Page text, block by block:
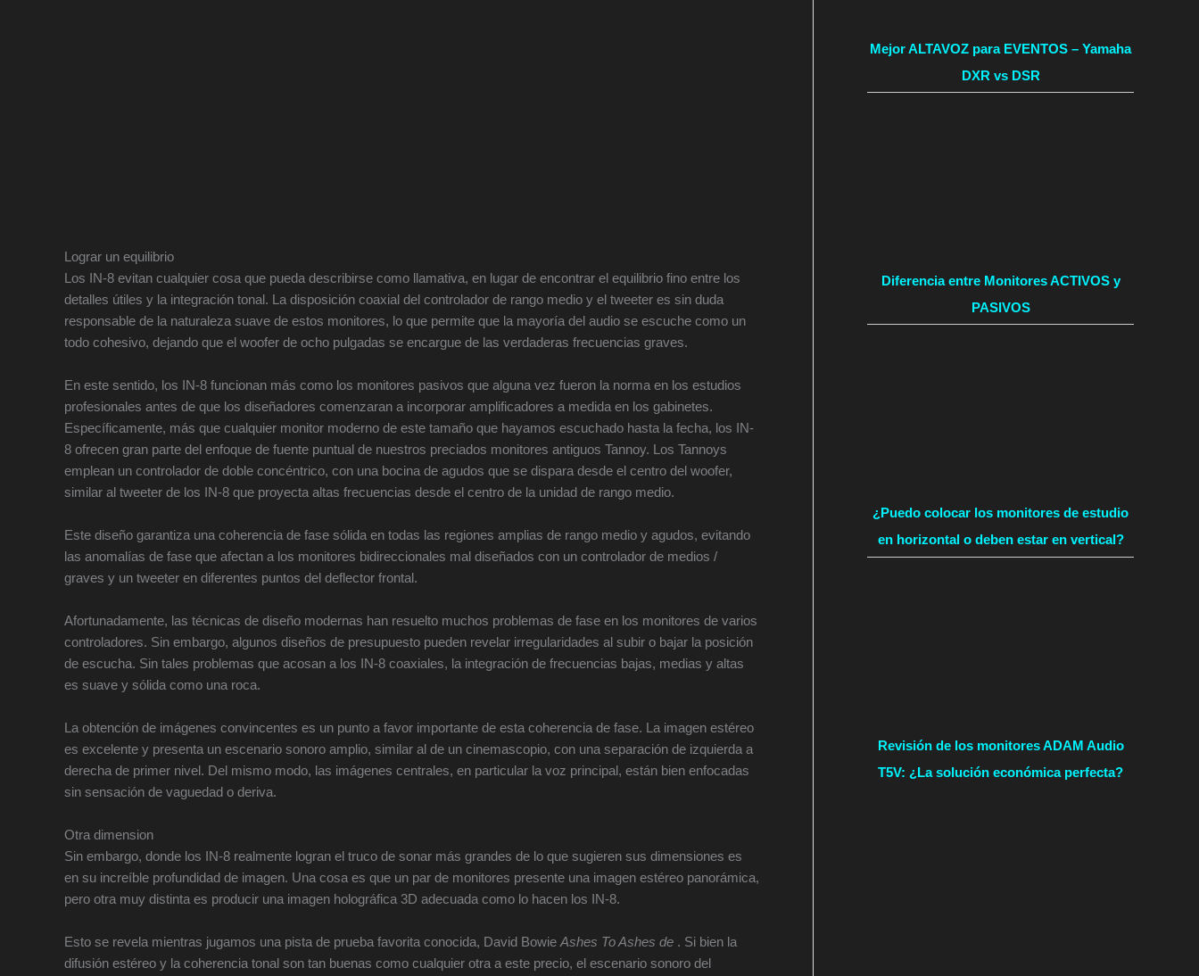
Lograr un equilibrio
Los IN-8 evitan cualquier cosa que pueda describirse como llamativa, en lugar de encontrar el equilibrio fino entre los
detalles útiles y la integración tonal. La disposición coaxial del controlador de rango medio y el tweeter es sin duda
responsable de la naturaleza suave de estos monitores, lo que permite que la mayoría del audio se escuche como un
todo cohesivo, dejando que el woofer de ocho pulgadas se encargue de las verdaderas frecuencias graves.
En este sentido, los IN-8 funcionan más como los monitores pasivos que alguna vez fueron la norma en los estudios
profesionales antes de que los diseñadores comenzaran a incorporar amplificadores a medida en los gabinetes.
Específicamente, más que cualquier monitor moderno de este tamaño que hayamos escuchado hasta la fecha, los IN-
8 ofrecen gran parte del enfoque de fuente puntual de nuestros preciados monitores antiguos Tannoy. Los Tannoys
emplean un controlador de doble concéntrico, con una bocina de agudos que se dispara desde el centro del woofer,
similar al tweeter de los IN-8 que proyecta altas frecuencias desde el centro de la unidad de rango medio.
Este diseño garantiza una coherencia de fase sólida en todas las regiones amplias de rango medio y agudos, evitando
las anomalías de fase que afectan a los monitores bidireccionales mal diseñados con un controlador de medios /
graves y un tweeter en diferentes puntos del deflector frontal.
Afortunadamente, las técnicas de diseño modernas han resuelto muchos problemas de fase en los monitores de varios
controladores. Sin embargo, algunos diseños de presupuesto pueden revelar irregularidades al subir o bajar la posición
de escucha. Sin tales problemas que acosan a los IN-8 coaxiales, la integración de frecuencias bajas, medias y altas
es suave y sólida como una roca.
La obtención de imágenes convincentes es un punto a favor importante de esta coherencia de fase. La imagen estéreo
es excelente y presenta un escenario sonoro amplio, similar al de un cinemascopio, con una separación de izquierda a
derecha de primer nivel. Del mismo modo, las imágenes centrales, en particular la voz principal, están bien enfocadas
sin sensación de vaguedad o deriva.
Otra dimension
Sin embargo, donde los IN-8 realmente logran el truco de sonar más grandes de lo que sugieren sus dimensiones es
en su increíble profundidad de imagen. Una cosa es que un par de monitores presente una imagen estéreo panorámica,
pero otra muy distinta es producir una imagen holográfica 3D adecuada como lo hacen los IN-8.
Esto se revela mientras jugamos una pista de prueba favorita conocida, David Bowie Ashes To Ashes de . Si bien la
difusión estéreo y la coherencia tonal son tan buenas como cualquier otra a este precio, el escenario sonoro del
Mejor ALTAVOZ para EVENTOS – Yamaha
DXR vs DSR
Diferencia entre Monitores ACTIVOS y
PASIVOS
¿Puedo colocar los monitores de estudio
en horizontal o deben estar en vertical?
Revisión de los monitores ADAM Audio
T5V: ¿La solución económica perfecta?